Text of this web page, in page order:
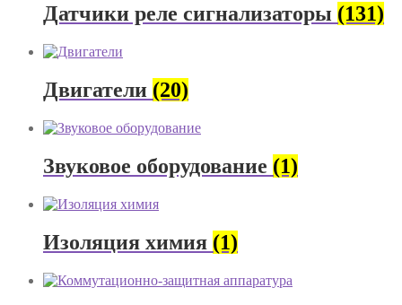
Датчики реле сигнализаторы (131)
Двигатели (20)
Звуковое оборудование (1)
Изоляция химия (1)